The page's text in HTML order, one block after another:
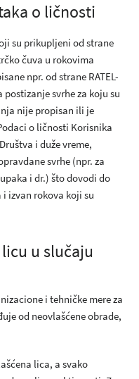
o ličnosti
su prikupljeni od strane
čuva u rokovima
npr. od strane RATEL-
svrhe za koju su
nije propisan ili je
o ličnosti Korisnika
i duže vreme,
svrhe (npr. za
i dr.) što dovodi do
izvan rokova koji su
u slučaju
i tehničke mere za
od neovlašćene obrade,
lica, a svako